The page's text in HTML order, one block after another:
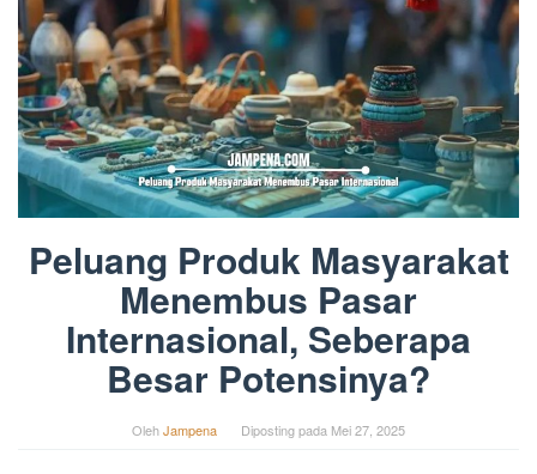
Peluang Produk Masyarakat
Menembus Pasar
Internasional, Seberapa
Besar Potensinya?
OlehJampena Diposting pada Mei 27, 2025